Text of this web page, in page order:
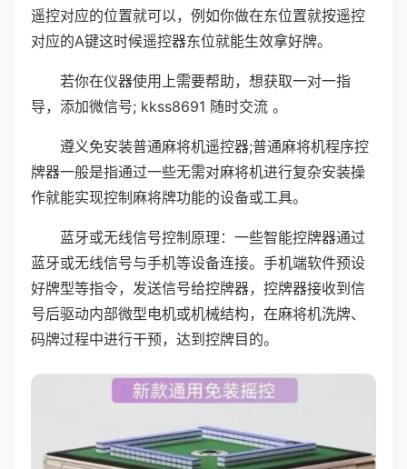
遥控对应的位置就可以，例如你做在东位置就按遥控
对应的A键这时候遥控器东位就能生效拿好牌。
若你在仪器使用上需要帮助，想获取一对一指
导，添加微信号; kkss8691 随时交流 。
遵义免安装普通麻将机遥控器;普通麻将机程序控
牌器一般是指通过一些无需对麻将机进行复杂安装操
作就能实现控制麻将牌功能的设备或工具。
蓝牙或无线信号控制原理：一些智能控牌器通过
蓝牙或无线信号与手机等设备连接。手机端软件预设
好牌型等指令，发送信号给控牌器，控牌器接收到信
号后驱动内部微型电机或机械结构，在麻将机洗牌、
码牌过程中进行干预，达到控牌目的。